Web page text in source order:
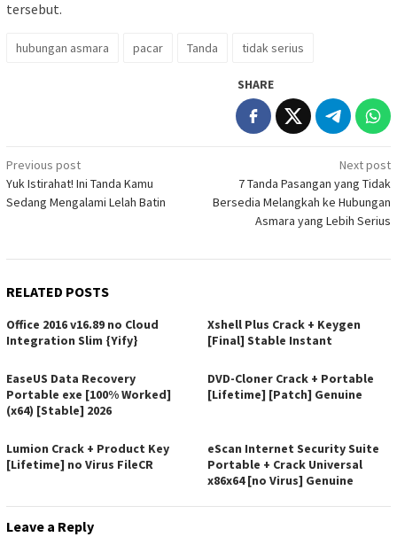
tersebut.
hubungan asmara pacar Tanda tidak serius
SHARE
Post
navigation
Previous post
Yuk Istirahat! Ini Tanda Kamu
Sedang Mengalami Lelah Batin
Next post
7 Tanda Pasangan yang Tidak
Bersedia Melangkah ke Hubungan
Asmara yang Lebih Serius
RELATED POSTS
Office 2016 v16.89 no Cloud
Integration Slim {Yify}
Xshell Plus Crack + Keygen
[Final] Stable Instant
EaseUS Data Recovery
Portable exe [100% Worked]
(x64) [Stable] 2026
DVD-Cloner Crack + Portable
[Lifetime] [Patch] Genuine
Lumion Crack + Product Key
[Lifetime] no Virus FileCR
eScan Internet Security Suite
Portable + Crack Universal
x86x64 [no Virus] Genuine
Leave a Reply